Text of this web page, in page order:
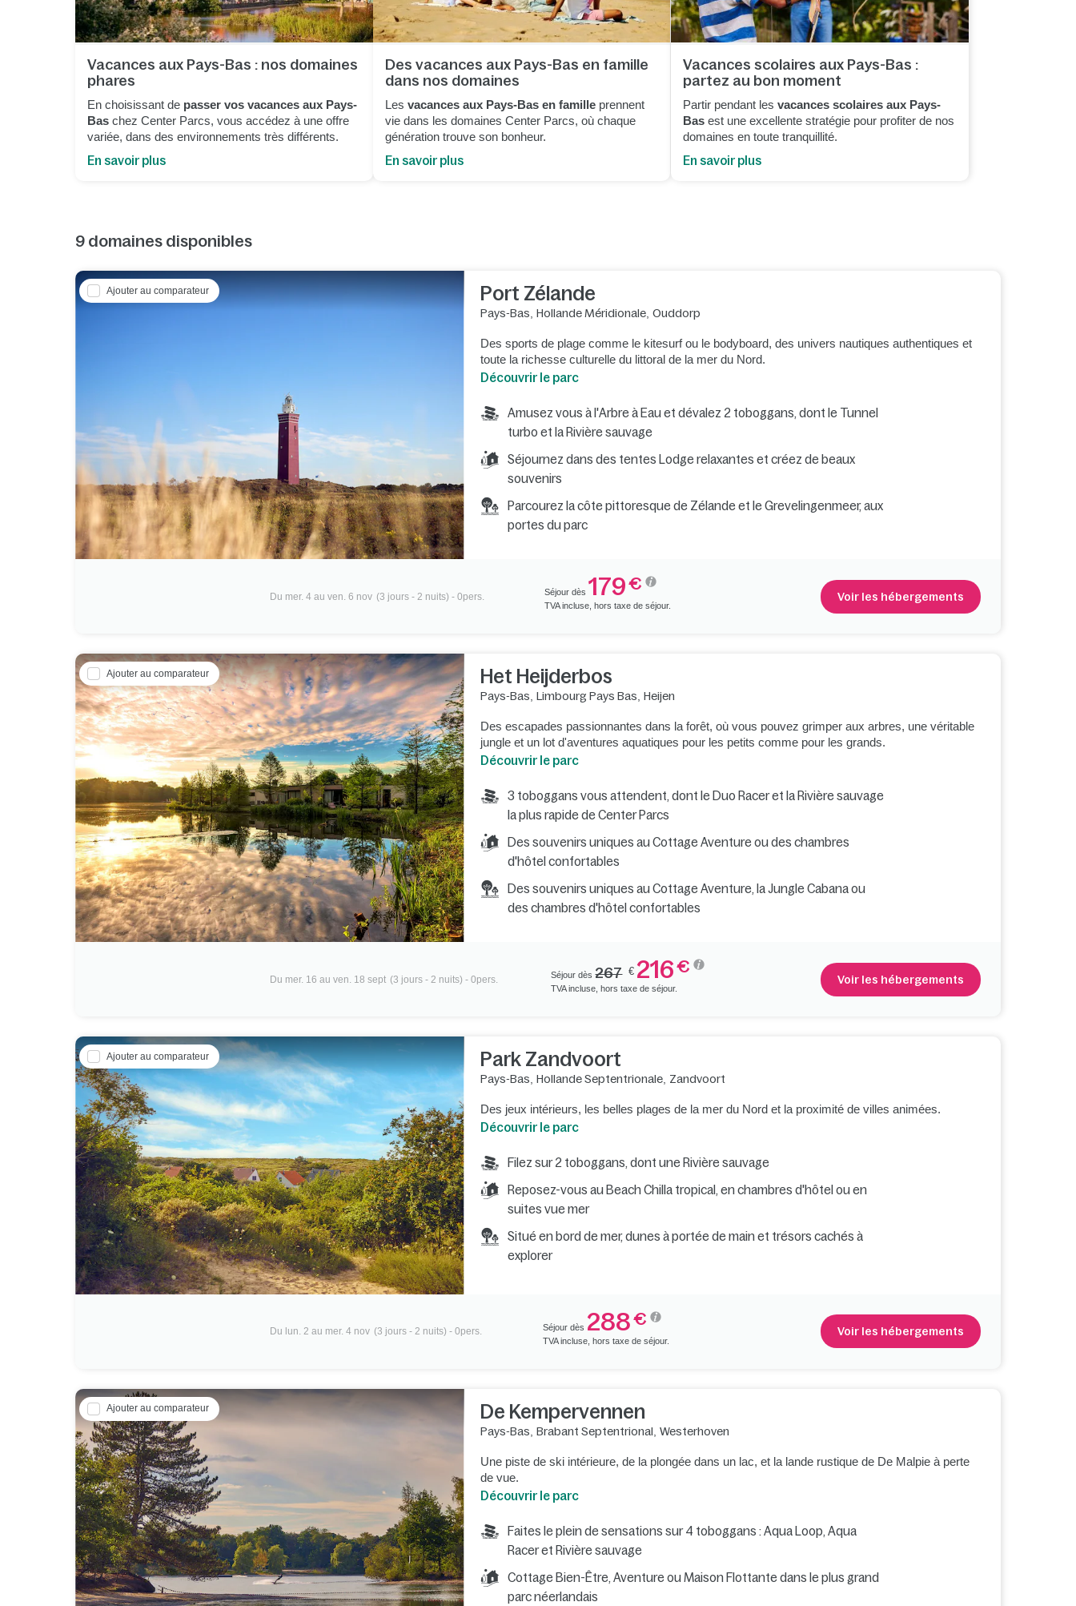
Vacances aux Pays-Bas : nos domaines
phares
En choisissant de passer vos vacances aux Pays-
Bas chez Center Parcs, vous accédez à une offre
variée, dans des environnements très différents.
En savoir plus
Des vacances aux Pays-Bas en famille
dans nos domaines
Lesvacances aux Pays-Bas en famille prennent
vie dans les domaines Center Parcs, où chaque
génération trouve son bonheur.
En savoir plus
Vacances scolaires aux Pays-Bas :
partez au bon moment
Partir pendant les vacances scolaires aux Pays-
Basest une excellente stratégie pour profiter de nos
domaines en toute tranquillité.
En savoir plus
9 domaines disponibles
Ajouter au comparateur Port Zélande
Pays-Bas, Hollande Méridionale, Ouddorp
Des sports de plage comme le kitesurf ou le bodyboard, des univers nautiques authentiques et
toute la richesse culturelle du littoral de la mer du Nord.
Découvrir le parc
Amusez vous à l'Arbre à Eau et dévalez 2 toboggans, dont le Tunnel
turbo et la Rivière sauvage
Séjournez dans des tentes Lodge relaxantes et créez de beaux
souvenirs
Parcourez la côte pittoresque de Zélande et le Grevelingenmeer, aux
portes du parc
Du mer. 4 au ven. 6 nov (3 jours - 2 nuits) - 0pers. Séjour dès 179€
TVA incluse, hors taxe de séjour.
Voir les hébergements
Ajouter au comparateur Het Heijderbos
Pays-Bas, Limbourg Pays Bas, Heijen
Des escapades passionnantes dans la forêt, où vous pouvez grimper aux arbres, une véritable
jungle et un lot d'aventures aquatiques pour les petits comme pour les grands.
Découvrir le parc
3 toboggans vous attendent, dont le Duo Racer et la Rivière sauvage
la plus rapide de Center Parcs
Des souvenirs uniques au Cottage Aventure ou des chambres
d'hôtel confortables
Des souvenirs uniques au Cottage Aventure, la Jungle Cabana ou
des chambres d'hôtel confortables
Du mer. 16 au ven. 18 sept (3 jours - 2 nuits) - 0pers. Séjour dès267 € 216€
TVA incluse, hors taxe de séjour.
Voir les hébergements
Ajouter au comparateur Park Zandvoort
Pays-Bas, Hollande Septentrionale, Zandvoort
Des jeux intérieurs, les belles plages de la mer du Nord et la proximité de villes animées.
Découvrir le parc
Filez sur 2 toboggans, dont une Rivière sauvage
Reposez-vous au Beach Chilla tropical, en chambres d'hôtel ou en
suites vue mer
Situé en bord de mer, dunes à portée de main et trésors cachés à
explorer
Du lun. 2 au mer. 4 nov (3 jours - 2 nuits) - 0pers. Séjour dès 288€
TVA incluse, hors taxe de séjour.
Voir les hébergements
Ajouter au comparateur De Kempervennen
Pays-Bas Brabant Septentrional Westerhoven
Une piste de ski intérieure, de la plongée dans un lac, et la lande rustique de De Malpie à perte
de vue.
Découvrir le parc
Faites le plein de sensations sur 4 toboggans : Aqua Loop, Aqua
Racer et Rivière sauvage
Cottage Bien-Être, Aventure ou Maison Flottante dans le plus grand
parc néerlandais